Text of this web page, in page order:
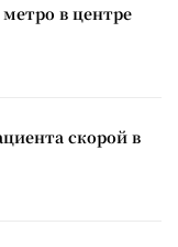
в центре
скорой в